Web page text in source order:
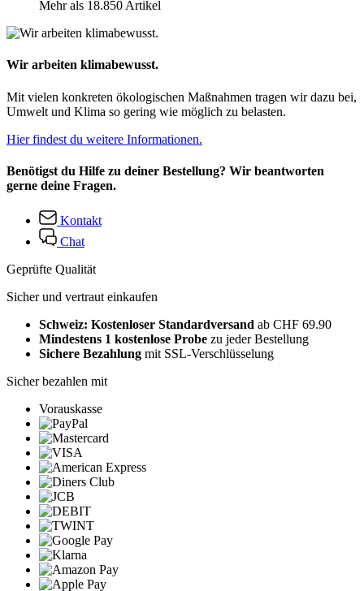
Mehr als 18.850 Artikel
Wir arbeiten klimabewusst.
Mit vielen konkreten ökologischen Maßnahmen tragen wir dazu bei,
Umwelt und Klima so gering wie möglich zu belasten.
Hier findest du weitere Informationen.
Benötigst du Hilfe zu deiner Bestellung? Wir beantworten
gerne deine Fragen.
Kontakt
Chat
Geprüfte Qualität
Sicher und vertraut einkaufen
Schweiz: Kostenloser Standardversand ab CHF 69.90
Mindestens 1 kostenlose Probe zu jeder Bestellung
Sichere Bezahlung mit SSL-Verschlüsselung
Sicher bezahlen mit
Vorauskasse